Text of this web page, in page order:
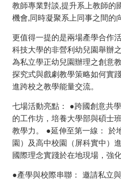
教師專業對談,提升系上教師的
機會,同時凝聚系上同事之間的
更值得一提的是兩場產學合作
科技大學的非營利幼兒園舉辦
為私立學正幼兒園辦理之創意
探究式與戲劇教學策略如何實
進跨校之教學能量交流。
七場活動亮點： ●跨國創意共
的工作坊，培養大學部與碩士
教學力。 ●延伸至第一線： 於
園）及高中校園（屏科實中）
國際理念實踐於在地現場，強
●產學與校際串聯： 邀請私立